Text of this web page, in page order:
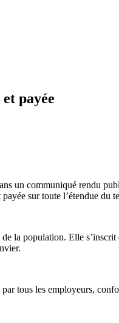
payée
un communiqué rendu
sur toute l’étendue du
la population. Elle
tous les employeurs,